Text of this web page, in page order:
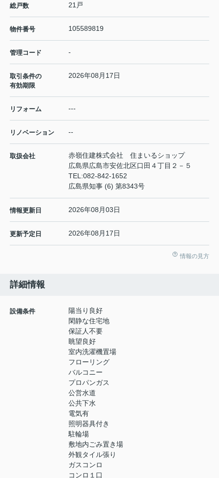
総戸数 21戸
物件番号 105589819
管理コード -
取引条件の
有効期限
2026年08月17日
リフォーム ---
リノベーション --
取扱会社
赤嶺住建株式会社 住まいるショップ
広島県広島市安佐北区口田４丁目２－５
TEL:082-842-1652
広島県知事 (6) 第8343号
情報更新日 2026年08月03日
更新予定日 2026年08月17日
情報の見方
詳細情報
設備条件
陽当り良好
閑静な住宅地
保証人不要
眺望良好
室内洗濯機置場
フローリング
バルコニー
プロパンガス
公営水道
公共下水
電気有
照明器具付き
駐輪場
敷地内ごみ置き場
外観タイル張り
ガスコンロ
コンロ１口